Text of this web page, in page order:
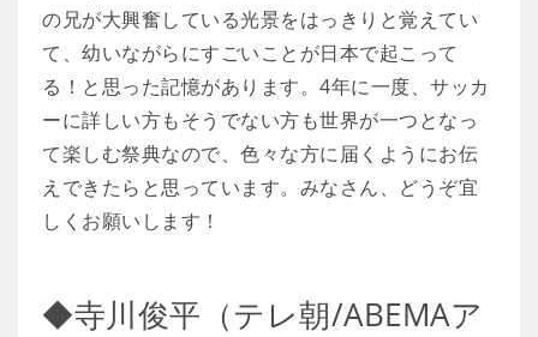
の兄が大興奮している光景をはっきりと覚えてい
て、幼いながらにすごいことが日本で起こって
る！と思った記憶があります。4年に一度、サッカ
ーに詳しい方もそうでない方も世界が一つとなっ
て楽しむ祭典なので、色々な方に届くようにお伝
えできたらと思っています。みなさん、どうぞ宜
しくお願いします！
◆寺川俊平（テレ朝/ABEMAア